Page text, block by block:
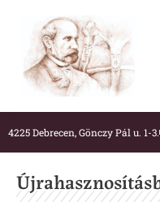
4225 Debrecen, Gönczy Pál u. 1-3.